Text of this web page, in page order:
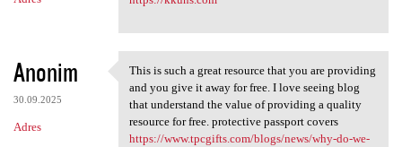
Anonim
30.09.2025
Adres
This is such a great resource
This is such a great resource that you are providing
and you give it away for free. I love seeing blog
that understand the value of providing a quality
resource for free. protective passport covers
https://www.tpcgifts.com/blogs/news/why-do-we-